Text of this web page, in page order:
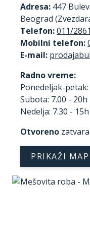
Adresa: 447
Beograd
Telefon:011/
Mobilni telefon:
E-mail:
Radno vreme:
Ponedeljak-petak:
Subota: 7.00 - 20h
Nedelja: 7.30 - 15h
Otvoreno
PRIKAŽI